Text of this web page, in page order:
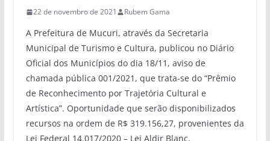
22 de novembro de 2021 Rubem Gama
A Prefeitura de Mucuri, através da Secretaria
Municipal de Turismo e Cultura, publicou no Diário
Oficial dos Municípios do dia 18/11, aviso de
chamada pública 001/2021, que trata-se do “Prêmio
de Reconhecimento por Trajetória Cultural e
Artística”. Oportunidade que serão disponibilizados
recursos na ordem de R$ 319.156,27, provenientes da
Lei Federal 14.017/2020 – Lei Aldir Blanc.